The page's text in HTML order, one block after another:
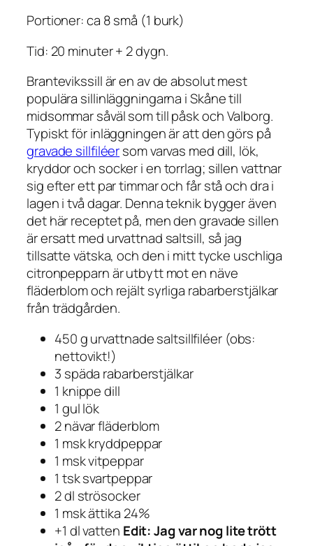
Portioner: ca 8 små (1 burk)
Tid: 20 minuter + 2 dygn.
Brantevikssill är en av de absolut mest
populära sillinläggningarna i Skåne till
midsommar såväl som till påsk och Valborg.
Typiskt för inläggningen är att den görs på
gravade sillfiléersom varvas med dill, lök,
kryddor och socker i en torrlag; sillen vattnar
sig efter ett par timmar och får stå och dra i
lagen i två dagar. Denna teknik bygger även
det här receptet på, men den gravade sillen
är ersatt med urvattnad saltsill, så jag
tillsatte vätska, och den i mitt tycke uschliga
citronpepparn är utbytt mot en näve
fläderblom och rejält syrliga rabarberstjälkar
från trädgården.
450 g urvattnade saltsillfiléer (obs:
nettovikt!)
3 späda rabarberstjälkar
1 knippe dill
1 gul lök
2 nävar fläderblom
1 msk kryddpeppar
1 msk vitpeppar
1 tsk svartpeppar
2 dl strösocker
1 msk ättika 24%
+1 dl vatten Edit: Jag var nog lite trött